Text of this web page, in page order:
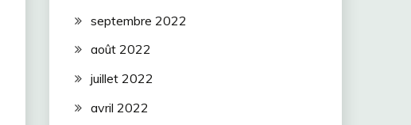
septembre 2022
août 2022
juillet 2022
avril 2022